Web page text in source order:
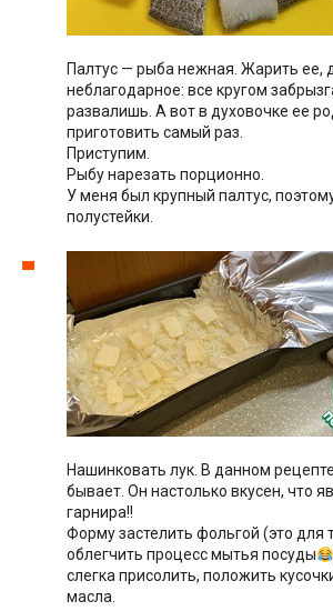
Палтус — рыба нежная. Жарить ее,
неблагодарное: все кругом
развалишь. А вот в духовочке ее
приготовить самый раз.
Приступим.
Рыбу нарезать порционно.
У меня был крупный палтус,
полустейки.
Нашинковать лук. В данном
бывает. Он настолько вкусен, что
гарнира!!
Форму застелить фольгой (это для
облегчить процесс мытья посуды
слегка присолить, положить
масла.